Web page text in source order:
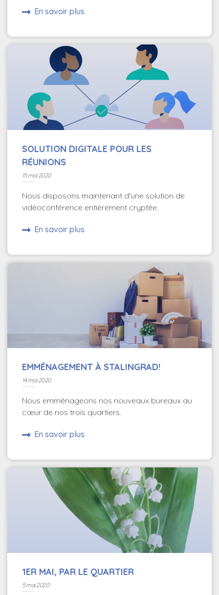
En savoir plus
SOLUTION DIGITALE POUR LES
RÉUNIONS
15 mai 2020
Nous disposons maintenant d'une solution de
vidéoconférence entièrement cryptée.
En savoir plus
EMMÉNAGEMENT À STALINGRAD!
14 mai 2020
Nous emménageons nos nouveaux bureaux au
cœur de nos trois quartiers.
En savoir plus
1ER MAI, PAR LE QUARTIER
5 mai 2020